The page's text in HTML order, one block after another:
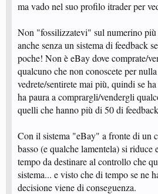
ma vado nel suo profilo itrader per
Non "fossilizzatevi" sul numerino
anche senza un sistema di feedback
poche! Non è eBay dove comprate/
qualcuno che non conoscete per
vedrete/sentirete mai più, quindi se
ha paura a comprargli/vendergli
quelli che hanno più di 50 di
Con il sistema "eBay" a fronte di un
basso (e qualche lamentela) si riduce
tempo da destinare al controllo che
sistema... e visto che di tempo se ne
decisione viene di conseguenza.